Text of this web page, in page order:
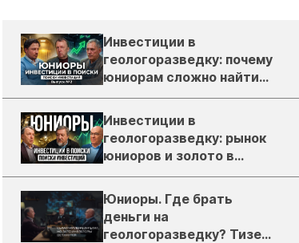
Инвестиции в
геологоразведку: почему
юниорам сложно найти
деньги
Инвестиции в
геологоразведку: рынок
юниоров и золото в
России
Юниоры. Где брать
деньги на
геологоразведку? Тизер